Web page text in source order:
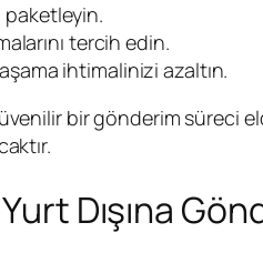
paketleyin.
tercih edin.
ihtimalinizi azaltın.
bir gönderim süreci
Dışına